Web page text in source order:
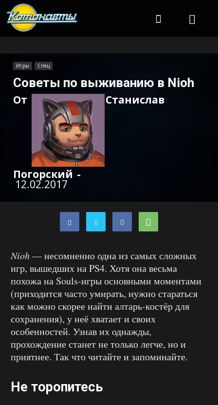
Игры Спец
Советы по выживанию в Nioh
От Станислав
Погорский -
12.02.2017
Nioh— несомненно одна из самых сложных
игр, вышедших на PS4. Хотя она весьма
похожа на Souls-игры основными моментами
(приходится часто умирать, нужно стараться
как можно скорее найти алтарь-костёр для
сохранения), у неё хватает и своих
особенностей. Узнав их однажды,
прохождение станет не только легче, но и
приятнее. Так что читайте и запоминайте.
Не торопитесь